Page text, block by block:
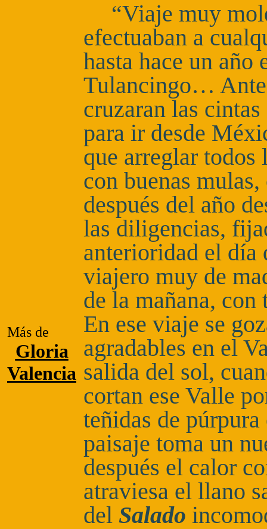
Más de
Gloria
Valencia
“Viaje muy
efectuaban a
hasta hace un año
Tulancingo…
cruzaran las
para ir desde
que arreglar todos
con buenas
después del año
las diligencias,
anterioridad el día
viajero muy de
de la mañana,
En ese viaje se
agradables en el
salida del sol,
cortan ese Valle
teñidas de
paisaje toma un
después el calor
atraviesa el llano
del Salado